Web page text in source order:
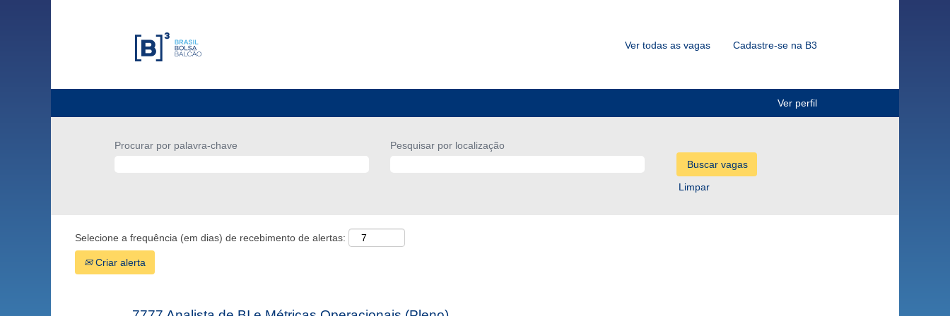
Ver todas as vagas Cadastre-se na B3
Ver perfil
Procurar por palavra-chave Pesquisar por localização
Limpar
Selecione a frequência (em dias) de recebimento de alertas:
Criar alerta